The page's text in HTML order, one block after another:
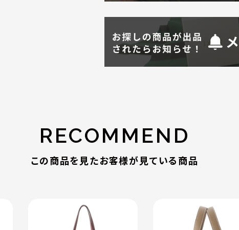
RECOMMEND
この商品を見たお客様が見ている商品